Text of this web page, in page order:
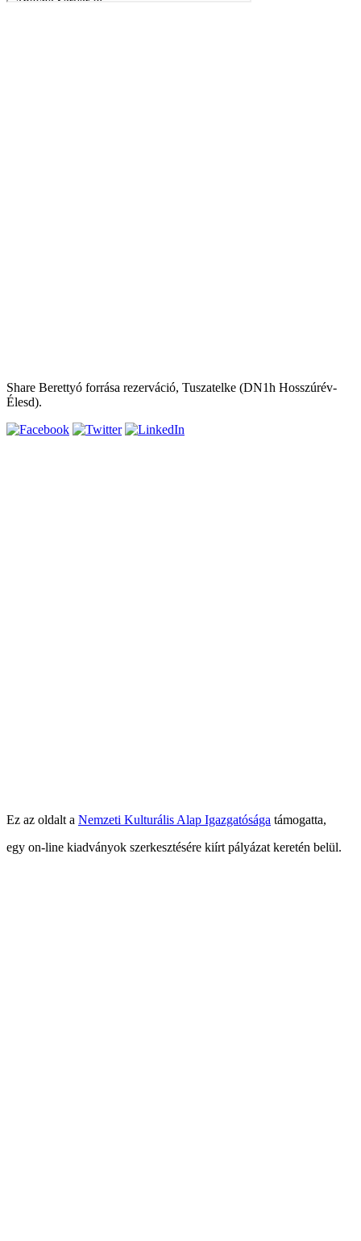
Share Berettyó forrása rezerváció, Tuszatelke (DN1h Hosszúrév-
Élesd).
Ez az oldalt a Nemzeti Kulturális Alap Igazgatósága támogatta,
egy on-line kiadványok szerkesztésére kiírt pályázat keretén belül.